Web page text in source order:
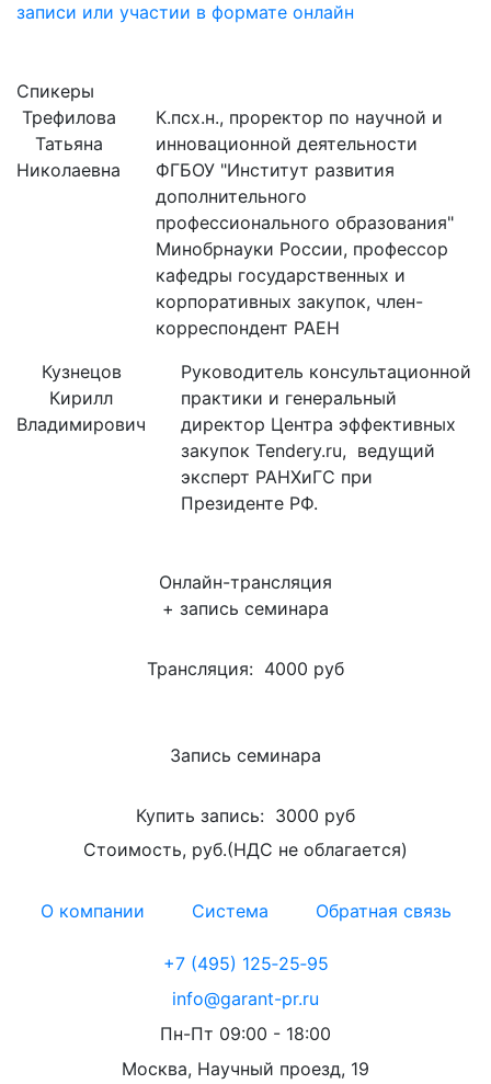
записи или участии в формате онлайн
Спикеры
Трефилова
Татьяна
Николаевна
К.псх.н., проректор по научной и
инновационной деятельности
ФГБОУ "Институт развития
дополнительного
профессионального образования"
Минобрнауки России, профессор
кафедры государственных и
корпоративных закупок, член-
корреспондент РАЕН
Кузнецов
Кирилл
Владимирович
Руководитель консультационной
практики и генеральный
директор Центра эффективных
закупок Tendery.ru, ведущий
эксперт РАНХиГС при
Президенте РФ.
Онлайн-трансляция
+ запись семинара
Трансляция: 4000 руб
Запись семинара
Купить запись: 3000 руб
Стоимость, руб.(НДС не облагается)
О компании Система Обратная связь
+7 (495) 125‑25‑95
info@garant-pr.ru
Пн-Пт 09:00 - 18:00
Москва, Научный проезд, 19